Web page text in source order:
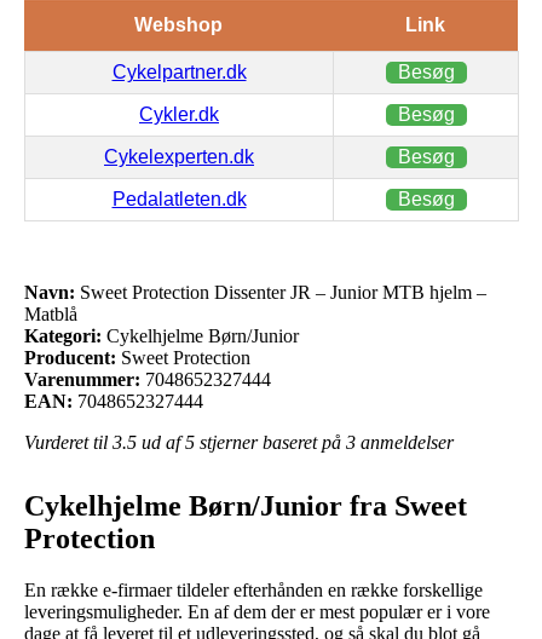
Webshop Link
Cykelpartner.dk Besøg
Cykler.dk Besøg
Cykelexperten.dk Besøg
Pedalatleten.dk Besøg
Navn: Sweet Protection Dissenter JR – Junior MTB hjelm –
Matblå
Kategori: Cykelhjelme Børn/Junior
Producent: Sweet Protection
Varenummer: 7048652327444
EAN: 7048652327444
Vurderet til 3.5 ud af 5 stjerner baseret på 3 anmeldelser
Cykelhjelme Børn/Junior fra Sweet
Protection
En række e-firmaer tildeler efterhånden en række forskellige
leveringsmuligheder. En af dem der er mest populær er i vore
dage at få leveret til et udleveringssted, og så skal du blot gå